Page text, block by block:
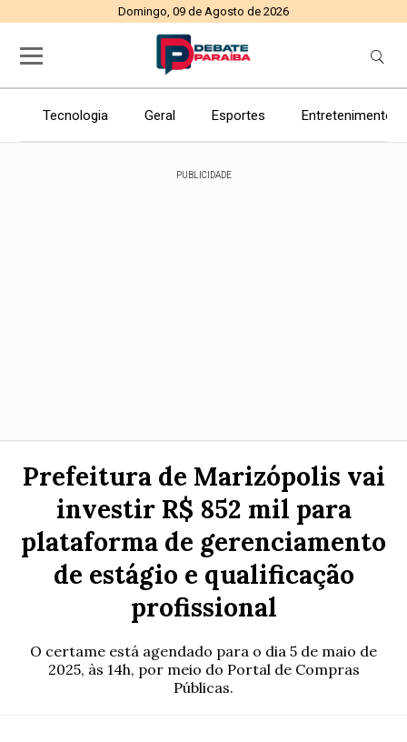
Domingo, 09 de Agosto de 2026
Tecnologia Geral Esportes Entretenimento
PUBLICIDADE
Prefeitura de Marizópolis vai
investir R$ 852 mil para
plataforma de gerenciamento
de estágio e qualificação
profissional
O certame está agendado para o dia 5 de maio de
2025, às 14h, por meio do Portal de Compras
Públicas.